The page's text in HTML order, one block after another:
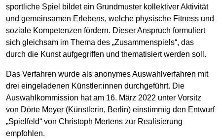
sportliche Spiel bildet ein Grundmuster kollektiver Aktivität
und gemeinsamen Erlebens, welche physische Fitness und
soziale Kompetenzen fördern. Dieser Anspruch formuliert
sich gleichsam im Thema des „Zusammenspiels“, das
durch die Kunst aufgegriffen und thematisiert werden soll.
Das Verfahren wurde als anonymes Auswahlverfahren mit
drei eingeladenen Künstler:innen durchgeführt. Die
Auswahlkommission hat am 16. März 2022 unter Vorsitz
von Dörte Meyer (Künstlerin, Berlin) einstimmig den Entwurf
„Spielfeld“ von Christoph Mertens zur Realisierung
empfohlen.